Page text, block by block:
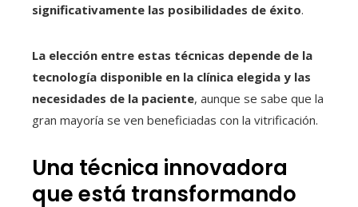
significativamente las posibilidades de éxito.
La elección entre estas técnicas depende de la
tecnología disponible en la clínica elegida y las
necesidades de la paciente, aunque se sabe que la
gran mayoría se ven beneficiadas con la vitrificación.
Una técnica innovadora
que está transformando